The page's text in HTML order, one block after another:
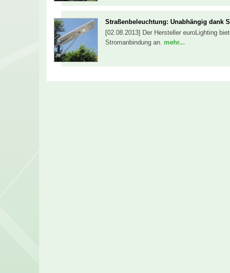
Straßenbeleuchtung: Unabhängig dank
[02.08.2013] Der Hersteller euroLighting
Stromanbindung an. mehr...